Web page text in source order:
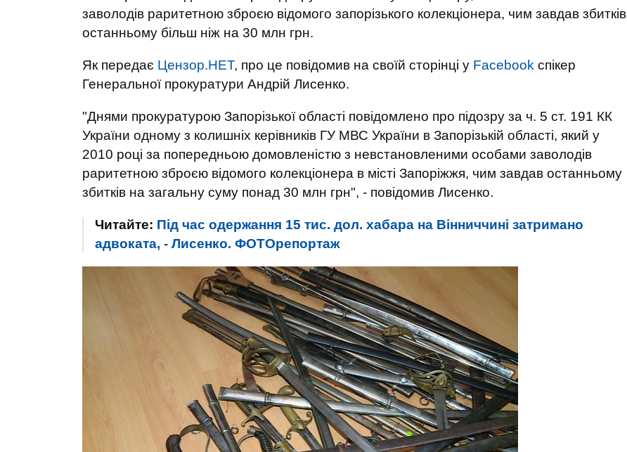
заволодів раритетною зброєю відомого запорізького колекціонера, чим завдав збитків
останньому більш ніж на 30 млн грн.
Як передає Цензор.НЕТ, про це повідомив на своїй сторінці у Facebook спікер
Генеральної прокуратури Андрій Лисенко.
"Днями прокуратурою Запорізької області повідомлено про підозру за ч. 5 ст. 191 КК
України одному з колишніх керівників ГУ МВС України в Запорізькій області, який у
2010 році за попередньою домовленістю з невстановленими особами заволодів
раритетною зброєю відомого колекціонера в місті Запоріжжя, чим завдав останньому
збитків на загальну суму понад 30 млн грн", - повідомив Лисенко.
Читайте: Під час одержання 15 тис. дол. хабара на Вінниччині затримано
адвоката, - Лисенко. ФОТОрепортаж